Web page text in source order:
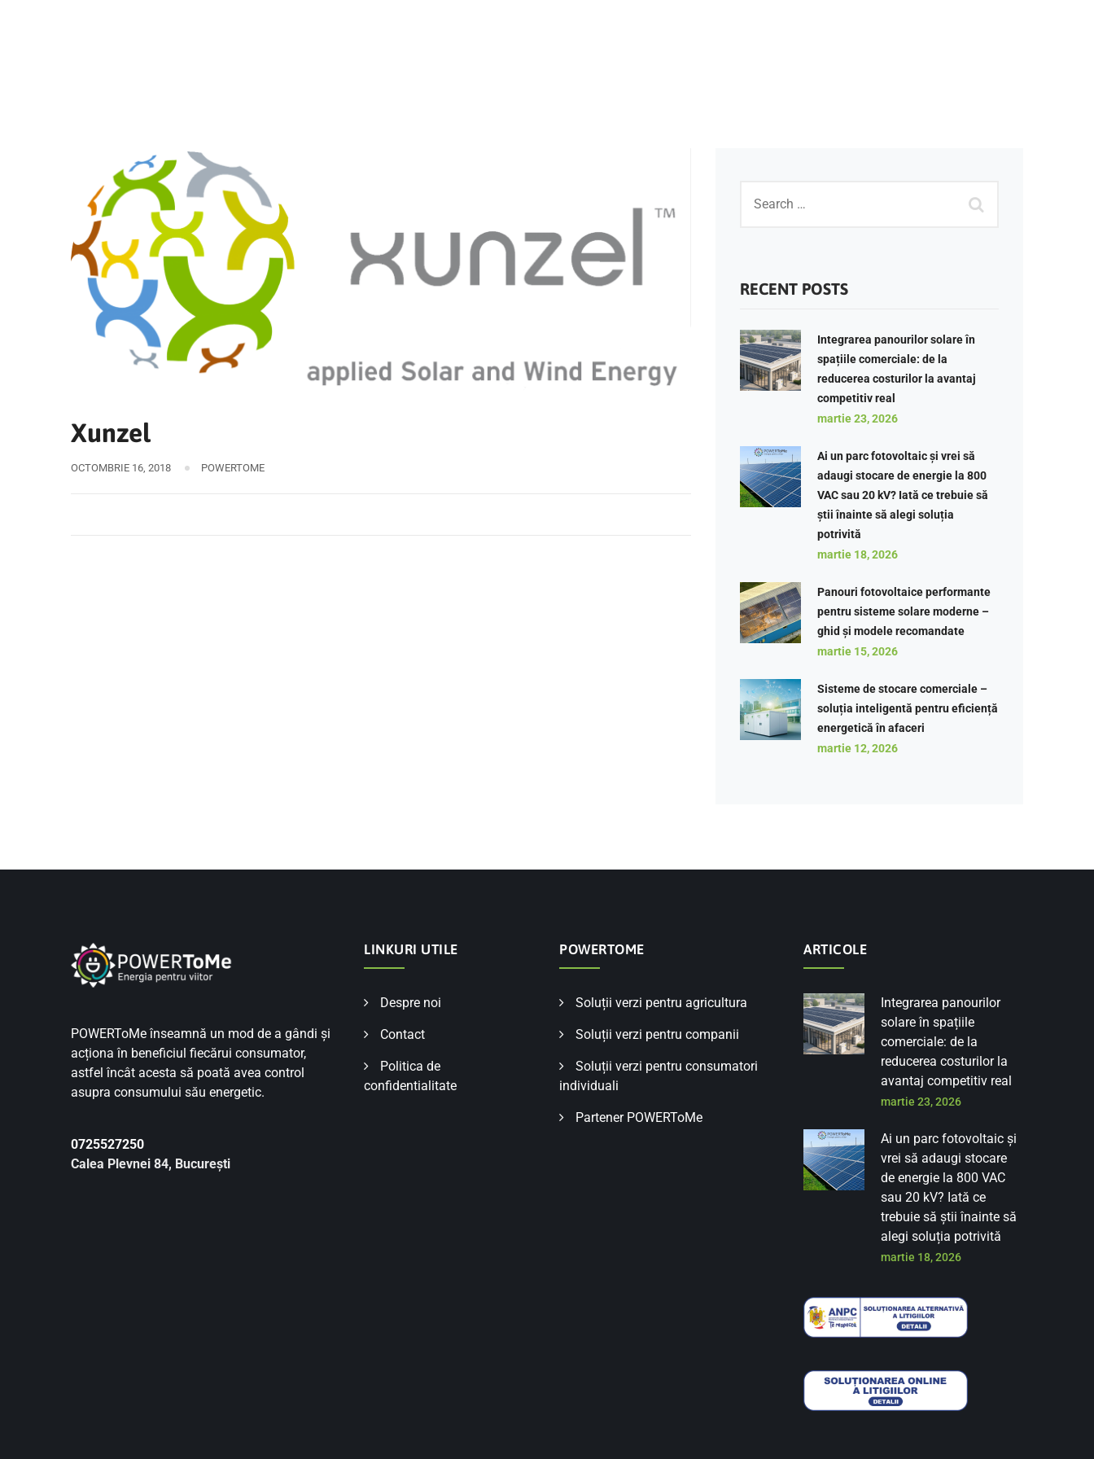
Xunzel
OCTOMBRIE 16, 2018 POWERTOME
RECENT POSTS
Integrarea panourilor solare în
spațiile comerciale: de la
reducerea costurilor la avantaj
competitiv real
martie 23, 2026
Ai un parc fotovoltaic și vrei să
adaugi stocare de energie la 800
VAC sau 20 kV? Iată ce trebuie să
știi înainte să alegi soluția
potrivită
martie 18, 2026
Panouri fotovoltaice performante
pentru sisteme solare moderne –
ghid și modele recomandate
martie 15, 2026
Sisteme de stocare comerciale –
soluția inteligentă pentru eficiență
energetică în afaceri
martie 12, 2026
POWERToMe înseamnă un mod de a gândi și
acționa în beneficiul fiecărui consumator,
astfel încât acesta să poată avea control
asupra consumului său energetic.
0725527250
Calea Plevnei 84, București
LINKURI UTILE
Despre noi
Contact
Politica de
confidentialitate
POWERTOME
Soluții verzi pentru agricultura
Soluții verzi pentru companii
Soluții verzi pentru consumatori
individuali
Partener POWERToMe
ARTICOLE
Integrarea panourilor
solare în spațiile
comerciale: de la
reducerea costurilor la
avantaj competitiv real
martie 23, 2026
Ai un parc fotovoltaic și
vrei să adaugi stocare
de energie la 800 VAC
sau 20 kV? Iată ce
trebuie să știi înainte să
alegi soluția potrivită
martie 18, 2026